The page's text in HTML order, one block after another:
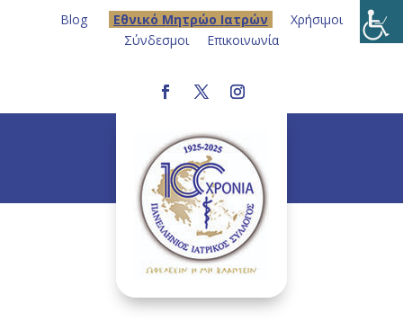
Blog Eθνικό Μητρώο Ιατρών
Χρήσιμοι
Σύνδεσμοι
Επικοινωνία